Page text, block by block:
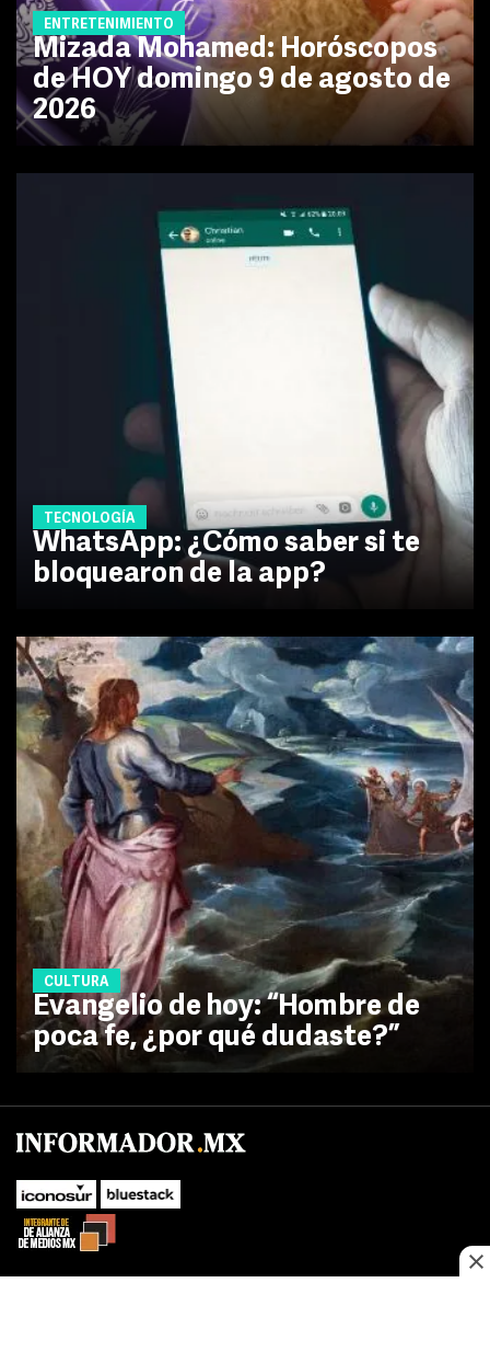
ENTRETENIMIENTO
Mizada Mohamed: Horóscopos
de HOY domingo 9 de agosto de
2026
TECNOLOGÍA
WhatsApp: ¿Cómo saber si te
bloquearon de la app?
CULTURA
Evangelio de hoy: “Hombre de
poca fe, ¿por qué dudaste?”